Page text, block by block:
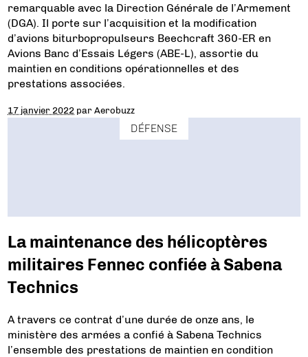
remarquable avec la Direction Générale de l’Armement
(DGA). Il porte sur l’acquisition et la modification
d’avions biturbopropulseurs Beechcraft 360-ER en
Avions Banc d’Essais Légers (ABE-L), assortie du
maintien en conditions opérationnelles et des
prestations associées.
17 janvier 2022 parAerobuzz
DÉFENSE
La maintenance des hélicoptères
militaires Fennec confiée à Sabena
Technics
A travers ce contrat d’une durée de onze ans, le
ministère des armées a confié à Sabena Technics
l’ensemble des prestations de maintien en condition